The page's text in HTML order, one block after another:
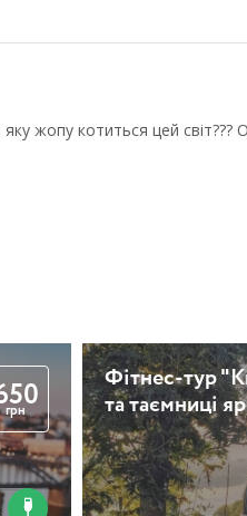
жопу котиться цей світ???
грн
Фітнес-тур
та таємниці